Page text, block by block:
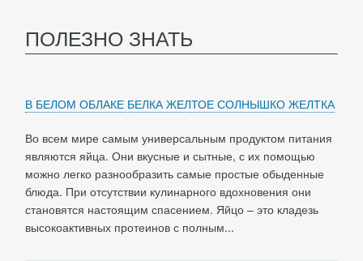
ПОЛЕЗНО ЗНАТЬ
В БЕЛОМ ОБЛАКЕ БЕЛКА ЖЕЛТОЕ СОЛНЫШКО ЖЕЛТКА
Во всем мире самым универсальным продуктом питания
являются яйца. Они вкусные и сытные, с их помощью
можно легко разнообразить самые простые обыденные
блюда. При отсутствии кулинарного вдохновения они
становятся настоящим спасением. Яйцо – это кладезь
высокоактивных протеинов с полным...